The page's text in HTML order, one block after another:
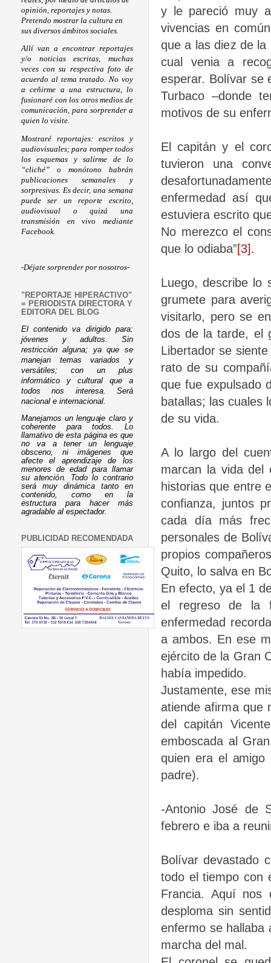
y le pareció muy
vivencias en
que a las diez de
cual venia a
esperar. Bolívar se
Turbaco –donde
motivos de su
El capitán y el
tuvieron una
enfermedad así
estuviera escrito
No merezco el
que lo odiaba”[3].
Luego, describe lo
grumete para
visitarlo, pero se
dos de la tarde, el
Libertador se
rato de su
que fue expulsado
batallas; las cuales
de su vida.
A lo largo del
marcan la vida del
historias que entre
confianza, juntos
cada día más
personales de
propios
Quito, lo salva en
En efecto, ya el 1
el regreso de la
enfermedad
a ambos. En ese
ejército de la Gran
había impedido.
Justamente, ese
atiende afirma que
del capitán
emboscada al
quien era el
padre).
-Antonio José de
febrero e iba a
Bolívar devastado
todo el tiempo con
Francia. Aquí nos
desploma sin
enfermo se hallaba
marcha del mal.
opinión, reportajes y notas.
Pretendo mostrar la cultura en
sus diversos ámbitos sociales.
Allí van a encontrar reportajes
y/o noticias escritas, muchas
veces con su respectiva foto de
acuerdo al tema tratado. No voy
a ceñirme a una estructura, lo
fusionaré con los otros medios de
comunicación, para sorprender a
quien lo visite.
Mostraré reportajes: escritos y
audiovisuales; para romper todos
los esquemas y salirme de lo
“cliché” o monótono habrán
publicaciones semanales y
sorpresivas. Es decir, una semana
puede ser un reporte escrito,
audiovisual o quizá una
transmisión en vivo mediante
Facebook.
-Déjate sorprender por nosotros-
"REPORTAJE HIPERACTIVO"
= PERIODISTA DIRECTORA Y
EDITORA DEL BLOG
El contenido va dirigido para:
jóvenes y adultos. Sin
restricción alguna; ya que se
manejan temas variados y
versátiles; con un plus
informático y cultural que a
todos nos interesa. Será
nacional e internacional.
Manejamos un lenguaje claro y
coherente para todos. Lo
llamativo de esta página es que
no va a tener un lenguaje
obsceno, ni imágenes que
afecte el aprendizaje de los
menores de edad para llamar
su atención. Todo lo contrario
será muy dinámica tanto en
contenido, como en la
estructura para hacer más
agradable al espectador.
PUBLICIDAD RECOMENDADA